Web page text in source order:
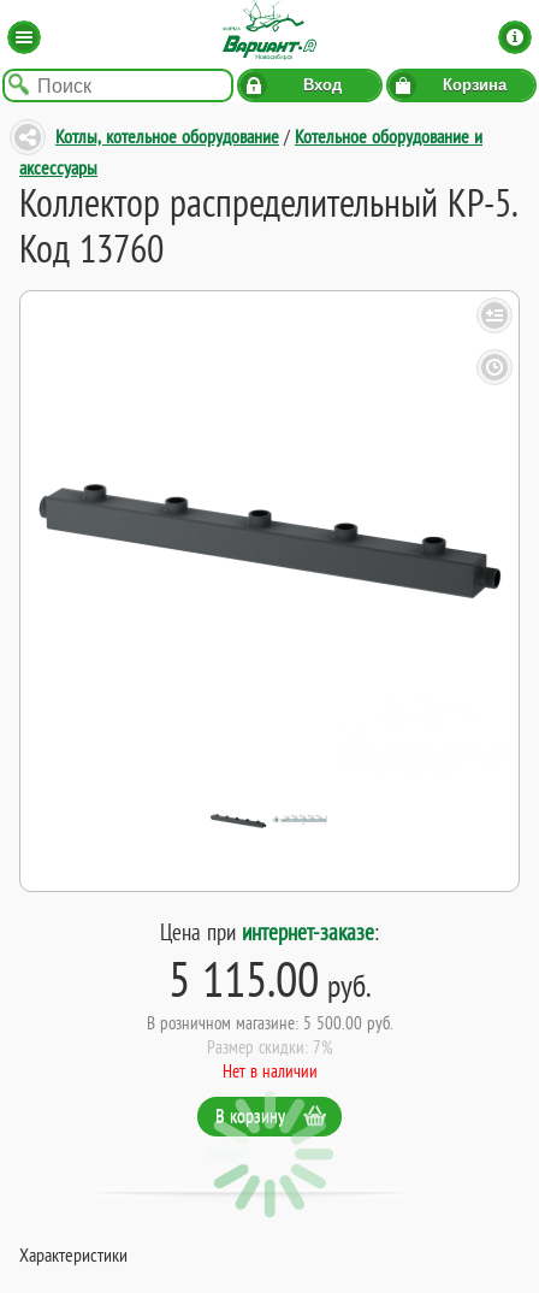
Вход Корзина
Котлы, котельное оборудование / Котельное оборудование и
аксессуары
Коллектор распределительный КР-5.
Код 13760
Цена при интернет-заказе:
5 115.00 руб.
В розничном магазине: 5 500.00 руб.
Размер скидки: 7%
Нет в наличии
В корзину
Характеристики